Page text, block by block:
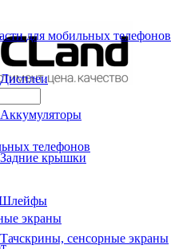
телефонов
экраны
для мобильных телефонов
Дисплеи
Аккумуляторы
Задние крышки
Тачскрины, сенсорные экраны